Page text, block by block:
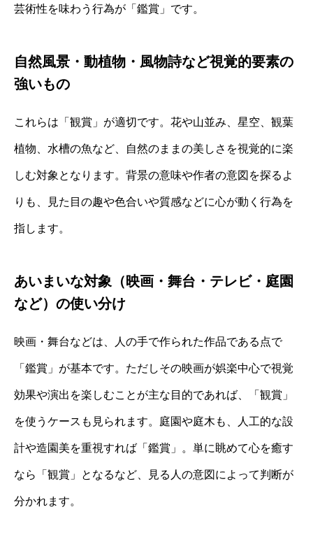
芸術性を味わう行為が「鑑賞」です。
自然風景・動植物・風物詩など視覚的要素の
強いもの
これらは「観賞」が適切です。花や山並み、星空、観葉
植物、水槽の魚など、自然のままの美しさを視覚的に楽
しむ対象となります。背景の意味や作者の意図を探るよ
りも、見た目の趣や色合いや質感などに心が動く行為を
指します。
あいまいな対象（映画・舞台・テレビ・庭園
など）の使い分け
映画・舞台などは、人の手で作られた作品である点で
「鑑賞」が基本です。ただしその映画が娯楽中心で視覚
効果や演出を楽しむことが主な目的であれば、「観賞」
を使うケースも見られます。庭園や庭木も、人工的な設
計や造園美を重視すれば「鑑賞」。単に眺めて心を癒す
なら「観賞」となるなど、見る人の意図によって判断が
分かれます。